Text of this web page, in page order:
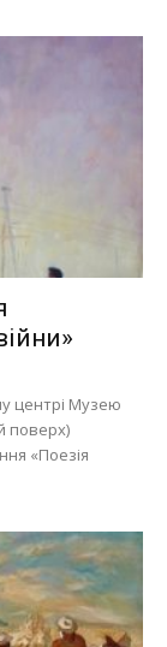
центрі Музею
поверх)
«Поезія